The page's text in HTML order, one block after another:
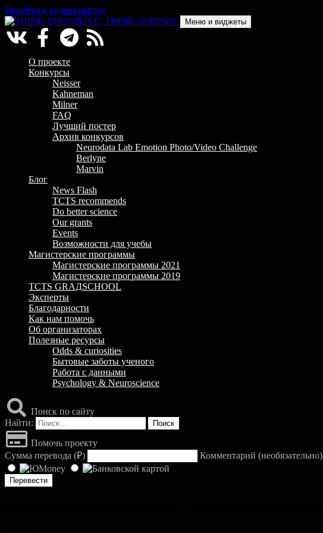
Перейти к содержимому
THINK COGNITIVE, THINK SCIENCE
Научно-образовательный проект в сфере когнитивной науки
Меню и виджеты
О проекте
Конкурсы
Neisser
Kahneman
Milner
FAQ
Лучший постер
Архив конкурсов
Neurodata Lab Emotion Photo/Video Challenge
Berlyne
Marvin
Блог
News Flash
TCTS recommends
Do better science
Our grants
Events
Возможности для учебы
Магистерские программы
Магистерские программы 2021
Магистерские программы 2019
TCTS GRАДSCHOOL
Эксперты
Благодарности
Как нам помочь
Об организаторах
Полезные ресурсы
Odds & curiosities
Бытовые заботы ученого
Работа с данными
Psychology & Neuroscience
Поиск по сайту
Найти:
Помочь проекту
Сумма перевода (₽) Комментарий (необязательно)